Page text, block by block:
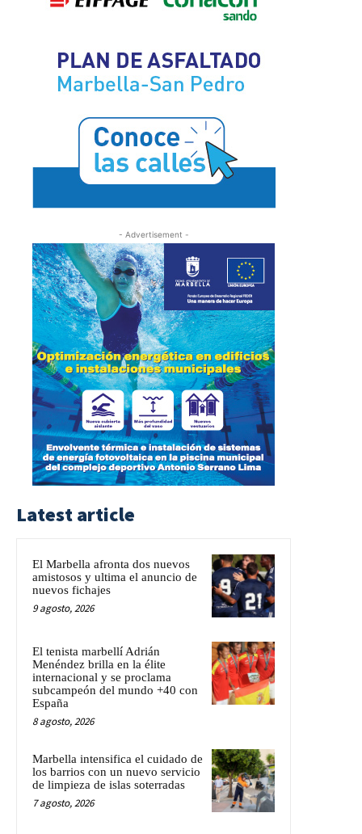
- Advertisement -
Latest article
El Marbella afronta dos nuevos
amistosos y ultima el anuncio de
nuevos fichajes
9 agosto, 2026
El tenista marbellí Adrián
Menéndez brilla en la élite
internacional y se proclama
subcampeón del mundo +40 con
España
8 agosto, 2026
Marbella intensifica el cuidado de
los barrios con un nuevo servicio
de limpieza de islas soterradas
7 agosto, 2026